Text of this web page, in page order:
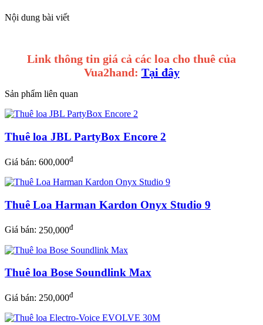
Nội dung bài viết
Link thông tin giá cả các loa cho thuê của
Vua2hand: Tại đây
Sản phẩm liên quan
Thuê loa JBL PartyBox Encore 2
Giá bán: 600,000đ
Thuê Loa Harman Kardon Onyx Studio 9
Giá bán: 250,000đ
Thuê loa Bose Soundlink Max
Giá bán: 250,000đ